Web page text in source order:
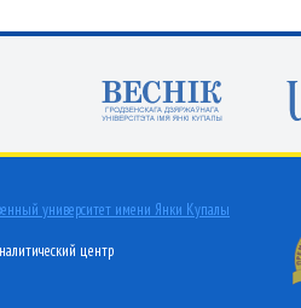
университет имени Янки Купалы
центр